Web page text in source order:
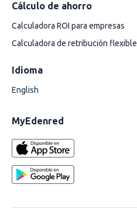
Cálculo de ahorro
Calculadora ROI para empresas
Calculadora de retribución flexible
Idioma
English
MyEdenred